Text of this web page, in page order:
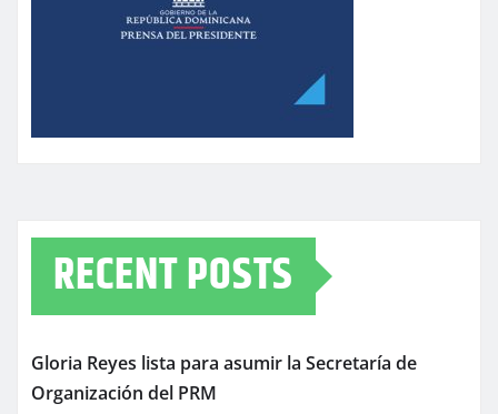
RECENT POSTS
Gloria Reyes lista para asumir la Secretaría de
Organización del PRM